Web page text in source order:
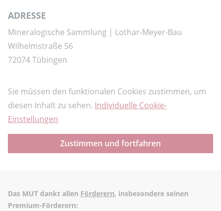
ADRESSE
Mineralogische Sammlung | Lothar-Meyer-Bau
Wilhelmstraße 56
72074 Tübingen
Sie müssen den funktionalen Cookies zustimmen, um
diesen Inhalt zu sehen. Individuelle Cookie-
Einstellungen
Zustimmen und fortfahren
Das MUT dankt allen Förderern, insbesondere seinen
Premium-Förderern: